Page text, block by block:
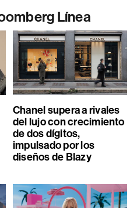
Línea
Chanel supera a rivales
del lujo con crecimiento
de dos dígitos,
impulsado por los
diseños de Blazy